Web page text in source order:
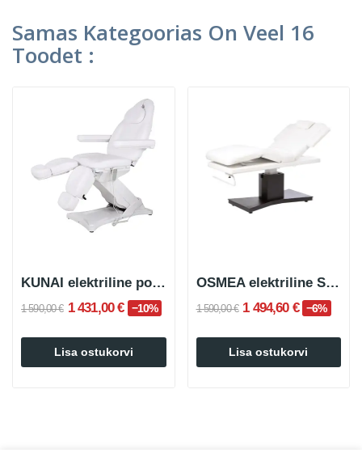
Samas Kategoorias On Veel 16
Toodet :
KUNAI elektriline podiaatriline/pediküüritool
1 590,00 € 1 431,00 € −10%
Lisa ostukorvi
OSMEA elektriline SPA massaažilaud
1 590,00 € 1 494,60 € −6%
Lisa ostukorvi